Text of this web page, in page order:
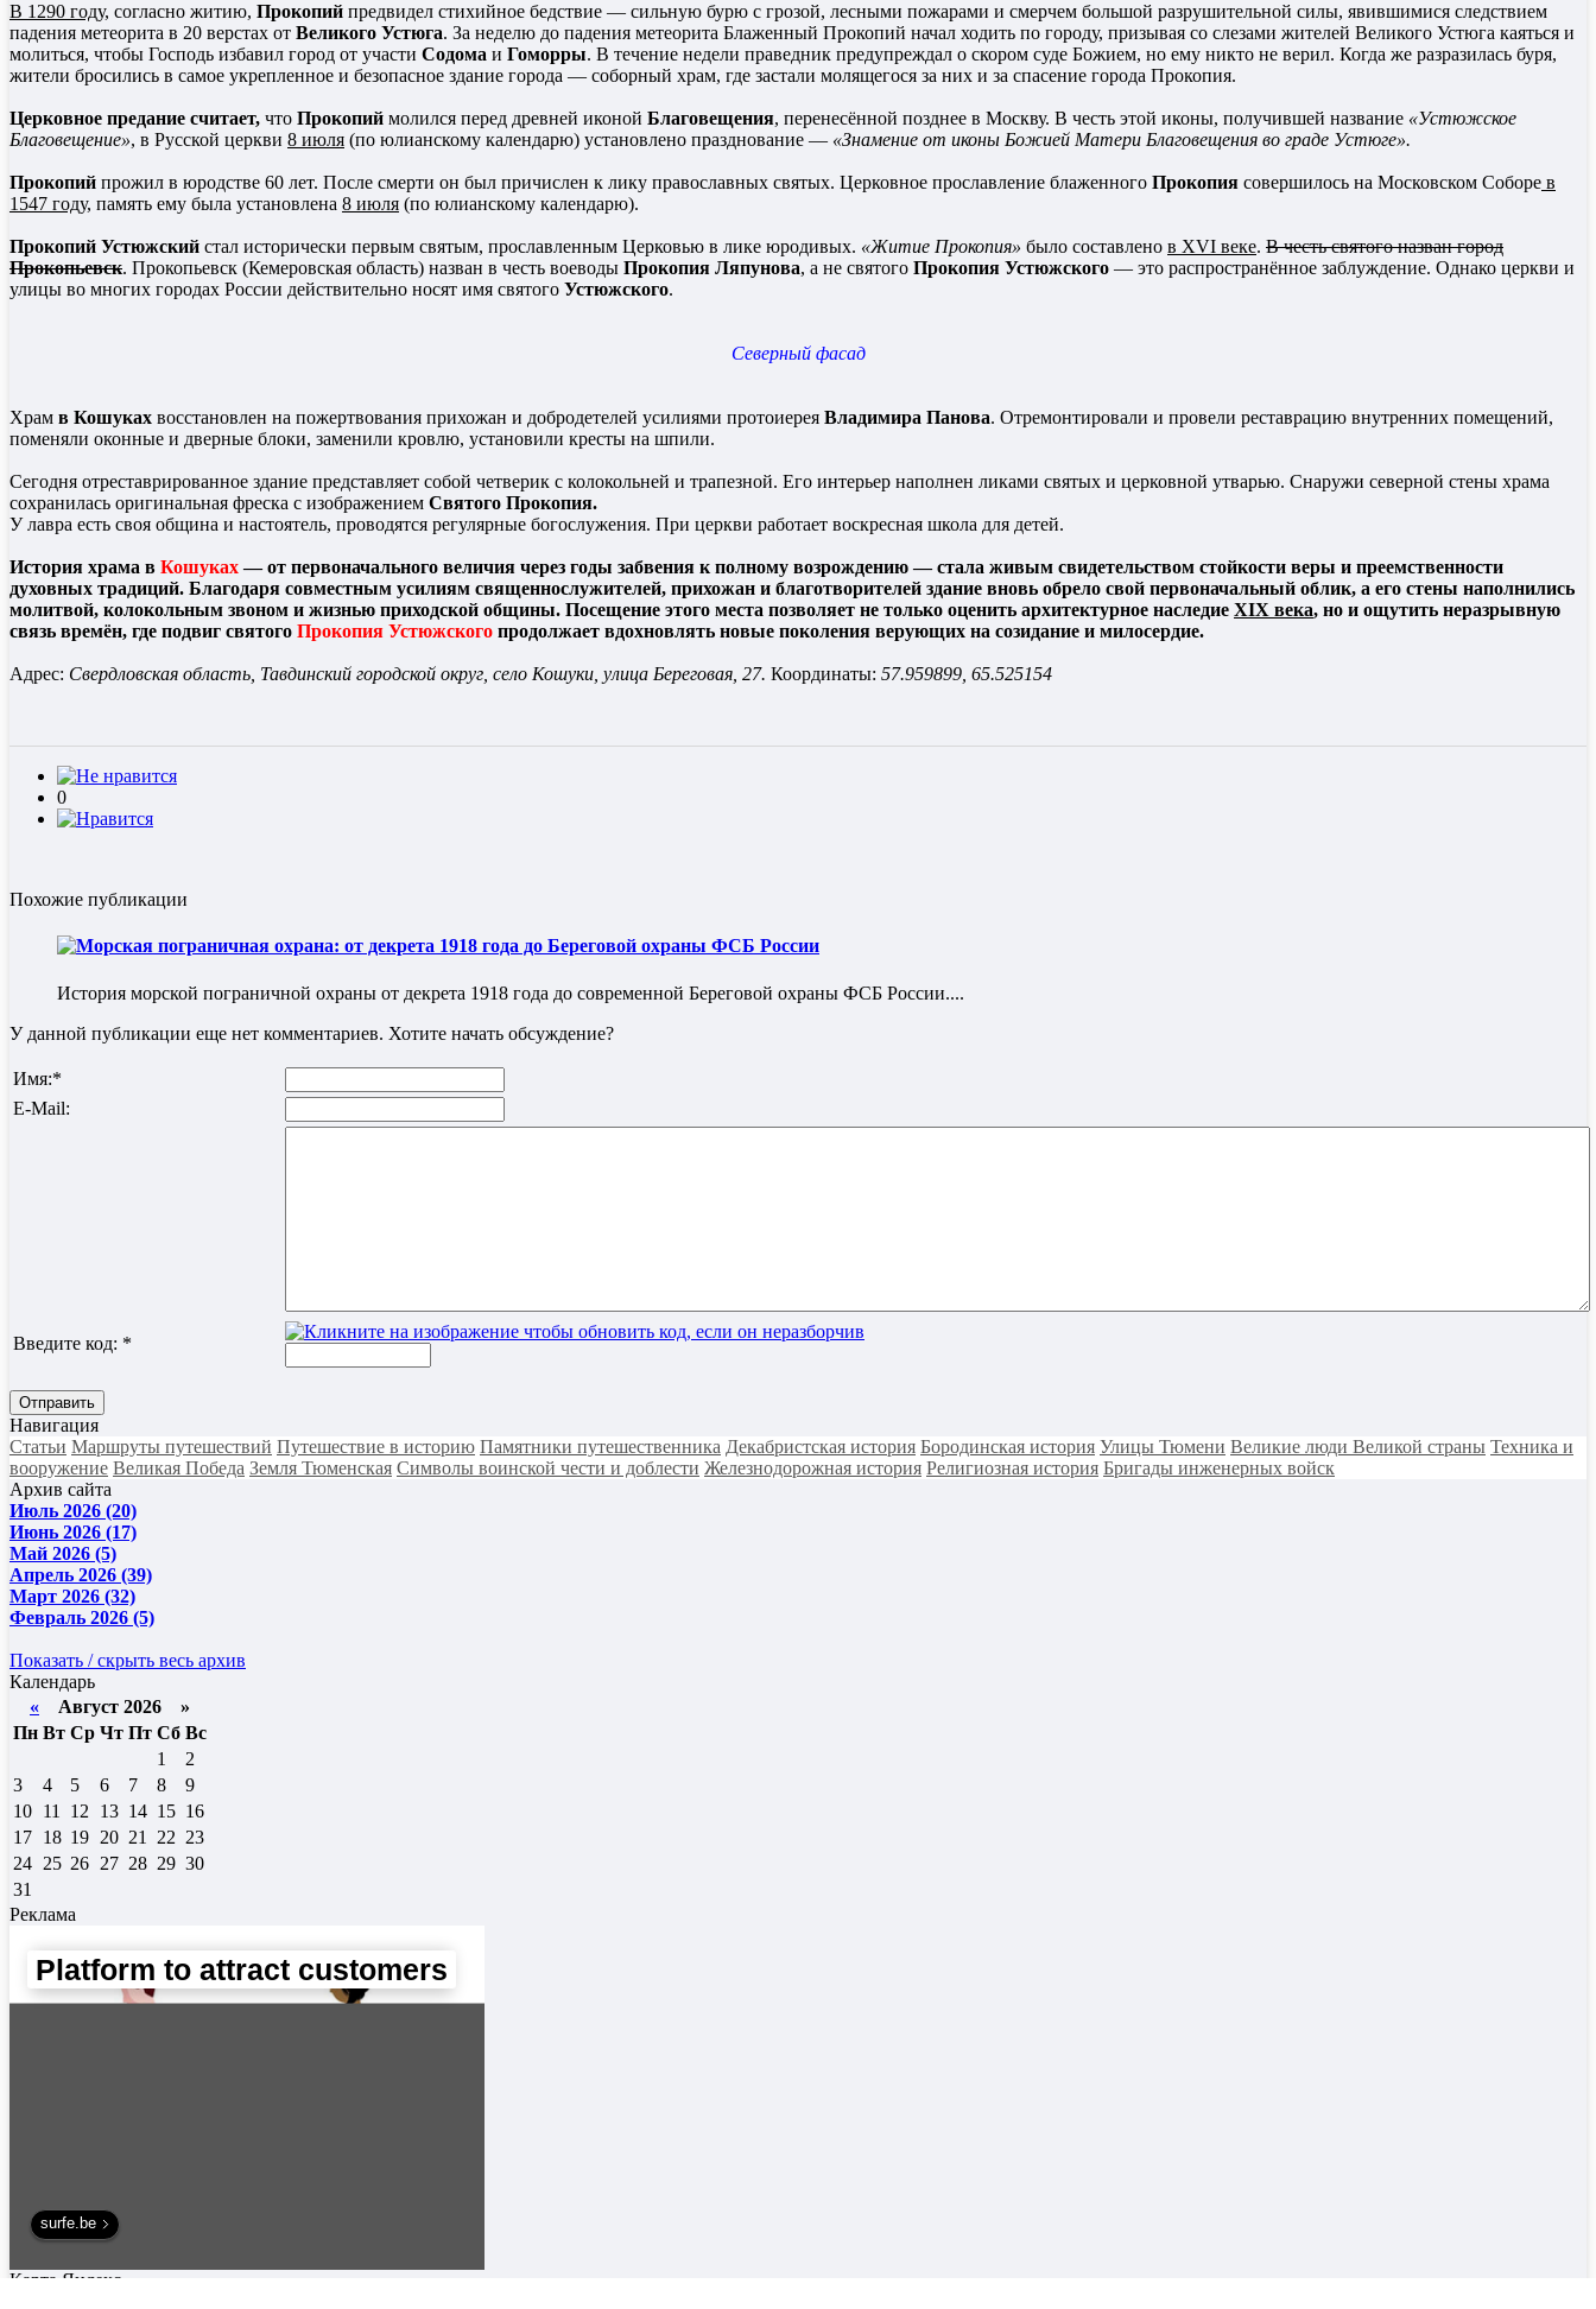
В 1290 году, согласно житию, Прокопий предвидел стихийное бедствие — сильную бурю с грозой, лесными пожарами и смерчем большой разрушительной силы, явившимися следствием
падения метеорита в 20 верстах от Великого Устюга. За неделю до падения метеорита Блаженный Прокопий начал ходить по городу, призывая со слезами жителей Великого Устюга каяться и
молиться, чтобы Господь избавил город от участи Содома и Гоморры. В течение недели праведник предупреждал о скором суде Божием, но ему никто не верил. Когда же разразилась буря,
жители бросились в самое укрепленное и безопасное здание города — соборный храм, где застали молящегося за них и за спасение города Прокопия.
Церковное предание считает, что Прокопий молился перед древней иконой Благовещения, перенесённой позднее в Москву. В честь этой иконы, получившей название «Устюжское
Благовещение», в Русской церкви 8 июля (по юлианскому календарю) установлено празднование — «Знамение от иконы Божией Матери Благовещения во граде Устюге».
Прокопий прожил в юродстве 60 лет. После смерти он был причислен к лику православных святых. Церковное прославление блаженного Прокопия совершилось на Московском Соборе в
1547 году, память ему была установлена 8 июля (по юлианскому календарю).
Прокопий Устюжский стал исторически первым святым, прославленным Церковью в лике юродивых. «Житие Прокопия» было составлено в XVI веке. В честь святого назван город
Прокопьевск. Прокопьевск (Кемеровская область) назван в честь воеводы Прокопия Ляпунова, а не святого Прокопия Устюжского — это распространённое заблуждение. Однако церкви и
улицы во многих городах России действительно носят имя святого Устюжского.
Северный фасад
Храм в Кошуках восстановлен на пожертвования прихожан и добродетелей усилиями протоиерея Владимира Панова. Отремонтировали и провели реставрацию внутренних помещений,
поменяли оконные и дверные блоки, заменили кровлю, установили кресты на шпили.
Сегодня отреставрированное здание представляет собой четверик с колокольней и трапезной. Его интерьер наполнен ликами святых и церковной утварью. Снаружи северной стены храма
сохранилась оригинальная фреска с изображением Святого Прокопия.
У лавра есть своя община и настоятель, проводятся регулярные богослужения. При церкви работает воскресная школа для детей.
История храма в Кошуках— от первоначального величия через годы забвения к полному возрождению — стала живым свидетельством стойкости веры и преемственности
духовных традиций. Благодаря совместным усилиям священнослужителей, прихожан и благотворителей здание вновь обрело свой первоначальный облик, а его стены наполнились
молитвой, колокольным звоном и жизнью приходской общины. Посещение этого места позволяет не только оценить архитектурное наследие XIX века, но и ощутить неразрывную
связь времён, где подвиг святого Прокопия Устюжского продолжает вдохновлять новые поколения верующих на созидание и милосердие.
Адрес: Свердловская область, Тавдинский городской округ, село Кошуки, улица Береговая, 27. Координаты: 57.959899, 65.525154
0
Похожие публикации
Морская пограничная охрана: от декрета 1918 года до Береговой охраны ФСБ России
История морской пограничной охраны от декрета 1918 года до современной Береговой охраны ФСБ России....
У данной публикации еще нет комментариев. Хотите начать обсуждение?
Имя:*
E-Mail:
Введите код: *
Отправить
Навигация
Статьи Маршруты путешествий Путешествие в историю Памятники путешественника Декабристская история Бородинская история Улицы Тюмени Великие люди Великой страны Техника и
вооружение Великая Победа Земля Тюменская Символы воинской чести и доблести Железнодорожная история Религиозная история Бригады инженерных войск
Архив сайта
Июль 2026 (20)
Июнь 2026 (17)
Май 2026 (5)
Апрель 2026 (39)
Март 2026 (32)
Февраль 2026 (5)
Показать / скрыть весь архив
Календарь
« Август 2026 »
Пн Вт Ср Чт Пт Сб Вс
1
2
3
4 5 6 7 8
9
10 11 12 13 14 15 16
17 18 19 20 21 22 23
24 25 26 27 28 29 30
31
Реклама
Platform to attract customers
surfe.be
Карта Яндекс